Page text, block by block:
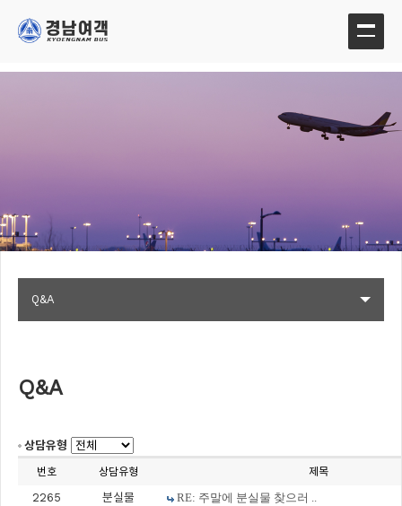
Q&A
Q&A
상담유형
번호 상담유형 제목
2265 분실물
RE: 주말에 분실물 찾으러 ..